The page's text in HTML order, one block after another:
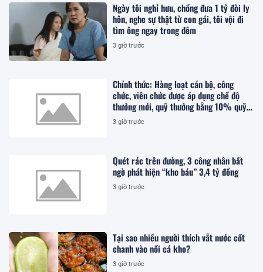
Ngày tôi nghỉ hưu, chồng đưa 1 tỷ đòi ly
hôn, nghe sự thật từ con gái, tôi vội đi
tìm ông ngay trong đêm
3 giờ trước
Chính thức: Hàng loạt cán bộ, công
chức, viên chức được áp dụng chế độ
thưởng mới, quỹ thưởng bằng 10% quỹ
lương
3 giờ trước
Quét rác trên đường, 3 công nhân bất
ngờ phát hiện “kho báu” 3,4 tỷ đồng
3 giờ trước
Tại sao nhiều người thích vắt nước cốt
chanh vào nồi cá kho?
3 giờ trước